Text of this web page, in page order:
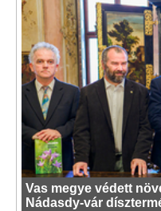
Vas megye védett
Nádasdy-vár